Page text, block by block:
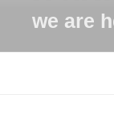
we are